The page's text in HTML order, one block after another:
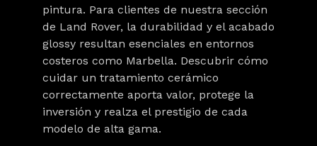
pintura. Para clientes de nuestra sección
de Land Rover, la durabilidad y el acabado
glossy resultan esenciales en entornos
costeros como Marbella. Descubrir cómo
cuidar un tratamiento cerámico
correctamente aporta valor, protege la
inversión y realza el prestigio de cada
modelo de alta gama.